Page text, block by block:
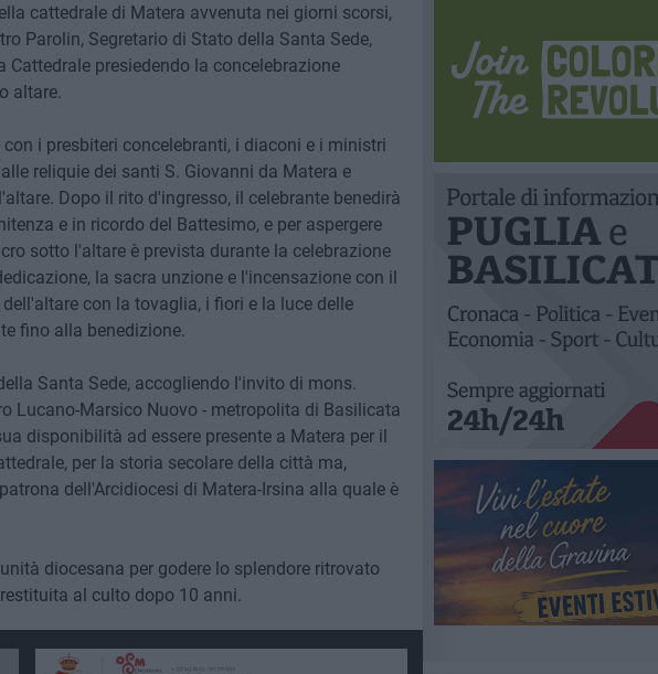
cattedrale di Matera avvenuta nei giorni scorsi,
Parolin, Segretario di Stato della Santa Sede,
presiedendo la concelebrazione
altare.
i presbiteri concelebranti, i diaconi e i ministri
reliquie dei santi S. Giovanni da Matera e
Dopo il rito d'ingresso, il celebrante benedirà
e in ricordo del Battesimo, e per aspergere
sotto l'altare è prevista durante la celebrazione
la sacra unzione e l'incensazione con il
con la tovaglia, i fiori e la luce delle
fino alla benedizione.
Santa Sede, accogliendo l'invito di mons.
Lucano-Marsico Nuovo - metropolita di Basilicata
disponibilità ad essere presente a Matera per il
per la storia secolare della città ma,
dell'Arcidiocesi di Matera-Irsina alla quale è
diocesana per godere lo splendore ritrovato
al culto dopo 10 anni.